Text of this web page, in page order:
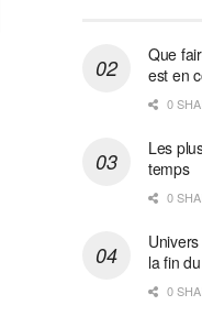
Que
est en
0
Les
temps
0
la fin
0